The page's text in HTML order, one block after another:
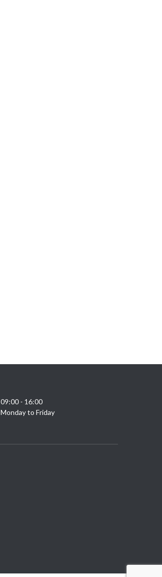
09:00 - 16:00
Monday to Friday